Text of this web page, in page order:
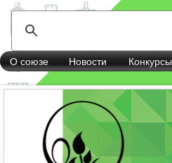
О союзе Новости Конкурсы